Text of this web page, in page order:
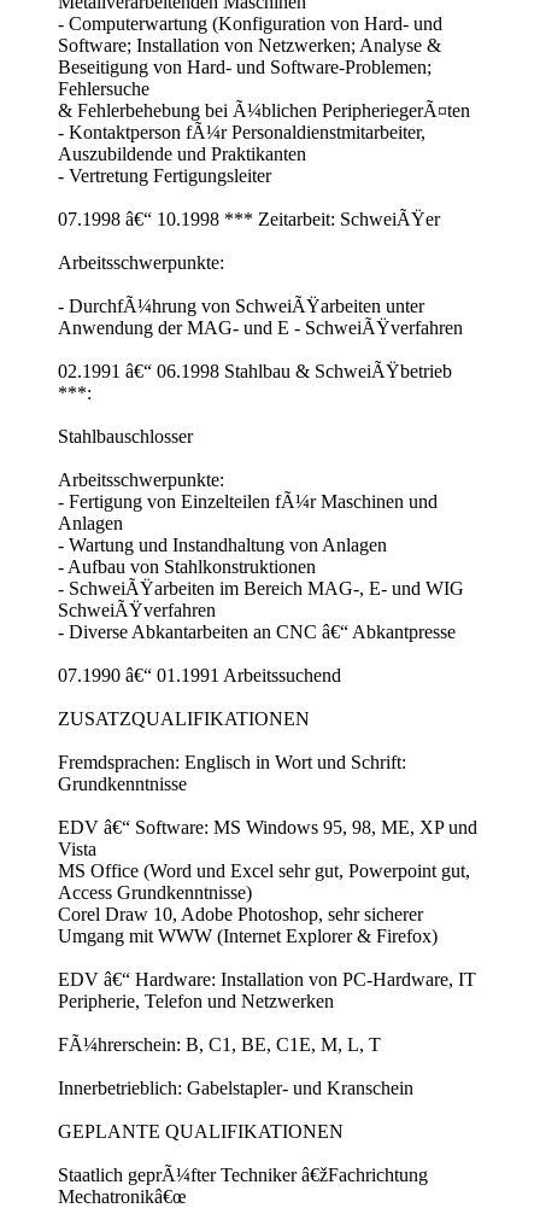
- Computerwartung (Konfiguration von Hard- und
Software; Installation von Netzwerken; Analyse &
Beseitigung von Hard- und Software-Problemen;
Fehlersuche
& Fehlerbehebung bei Ã¼blichen PeripheriegerÃ¤ten
- Kontaktperson fÃ¼r Personaldienstmitarbeiter,
Auszubildende und Praktikanten
- Vertretung Fertigungsleiter
07.1998 â€“ 10.1998 *** Zeitarbeit: SchweiÃŸer
Arbeitsschwerpunkte:
- DurchfÃ¼hrung von SchweiÃŸarbeiten unter
Anwendung der MAG- und E - SchweiÃŸverfahren
02.1991 â€“ 06.1998 Stahlbau & SchweiÃŸbetrieb
***:
Stahlbauschlosser
Arbeitsschwerpunkte:
- Fertigung von Einzelteilen fÃ¼r Maschinen und
Anlagen
- Wartung und Instandhaltung von Anlagen
- Aufbau von Stahlkonstruktionen
- SchweiÃŸarbeiten im Bereich MAG-, E- und WIG
SchweiÃŸverfahren
- Diverse Abkantarbeiten an CNC â€“ Abkantpresse
07.1990 â€“ 01.1991 Arbeitssuchend
ZUSATZQUALIFIKATIONEN
Fremdsprachen: Englisch in Wort und Schrift:
Grundkenntnisse
EDV â€“ Software: MS Windows 95, 98, ME, XP und
Vista
MS Office (Word und Excel sehr gut, Powerpoint gut,
Access Grundkenntnisse)
Corel Draw 10, Adobe Photoshop, sehr sicherer
Umgang mit WWW (Internet Explorer & Firefox)
EDV â€“ Hardware: Installation von PC-Hardware, IT
Peripherie, Telefon und Netzwerken
FÃ¼hrerschein: B, C1, BE, C1E, M, L, T
Innerbetrieblich: Gabelstapler- und Kranschein
GEPLANTE QUALIFIKATIONEN
Staatlich geprÃ¼fter Techniker â€žFachrichtung
Mechatronikâ€œ